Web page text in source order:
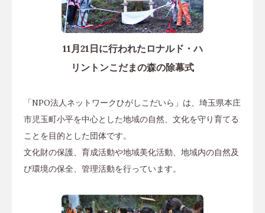
11月21日に行われたロナルド・ハ
リントンこだまの森の除幕式
「NPO法人ネットワークひがしこだいら」は、埼玉県本庄
市児玉町小平を中心とした地域の自然、文化を守り育てる
ことを目的とした団体です。
文化財の保護、育成活動や地域美化活動、地域内の自然及
び環境の保全、管理活動を行っています。